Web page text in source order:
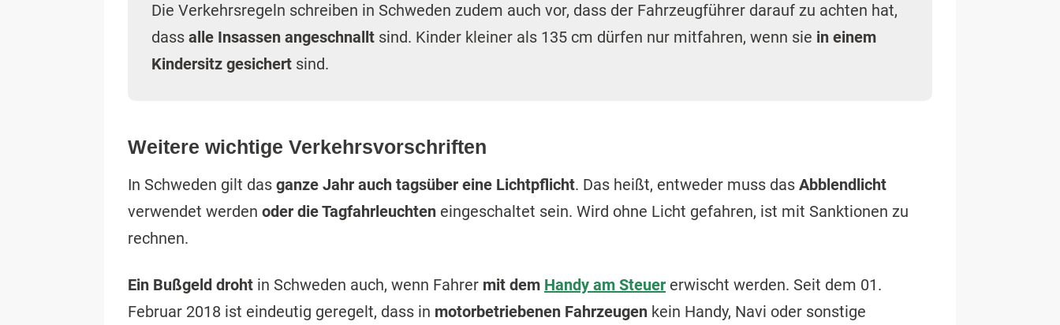
Die Verkehrsregeln schreiben in Schweden zudem auch vor, dass der Fahrzeugführer darauf zu achten hat,
dass alle Insassen angeschnallt sind. Kinder kleiner als 135 cm dürfen nur mitfahren, wenn sie in einem
Kindersitz gesichert sind.
Weitere wichtige Verkehrsvorschriften
In Schweden gilt das ganze Jahr auch tagsüber eine Lichtpflicht. Das heißt, entweder muss das Abblendlicht
verwendet werden oder die Tagfahrleuchten eingeschaltet sein. Wird ohne Licht gefahren, ist mit Sanktionen zu
rechnen.
Ein Bußgeld droht in Schweden auch, wenn Fahrer mit dem Handy am Steuer erwischt werden. Seit dem 01.
Februar 2018 ist eindeutig geregelt, dass in motorbetriebenen Fahrzeugen kein Handy, Navi oder sonstige